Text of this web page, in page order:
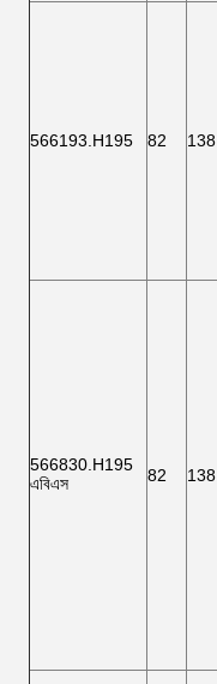
566193.H195 82 138
566830.H195
এবিএস
82 138